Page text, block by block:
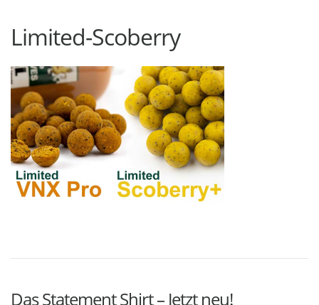
Limited-Scoberry
Das Statement Shirt – Jetzt neu!